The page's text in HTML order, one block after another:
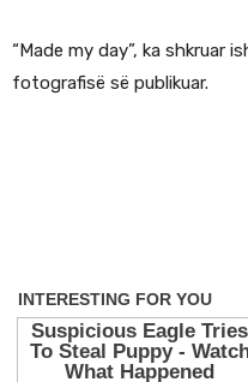
“Made my day”, ka shkruar
fotografisë së publikuar.